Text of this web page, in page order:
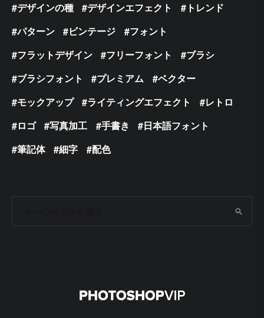
デザインの種
デザインエフェクト
トレンド
パターン
ビンテージ
フォント
フラットデザイン
フリーフォント
ブラシ
ブラシフォント
プレミアム
ベクター
モックアップ
ライティングエフェクト
レトロ
ロゴ
写真加工 手書き
日本語フォント
筆記体
細字 配色